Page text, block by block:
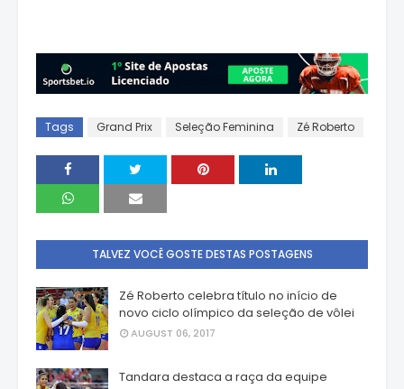
Tags Grand Prix Seleção Feminina Zé Roberto
TALVEZ VOCÊ GOSTE DESTAS POSTAGENS
Zé Roberto celebra título no início de
novo ciclo olímpico da seleção de vôlei
AUGUST 06, 2017
Tandara destaca a raça da equipe